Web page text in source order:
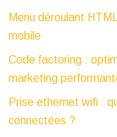
Menu déroulant
mobile
Code factoring :
marketing
Prise ethernet wifi :
connectées ?